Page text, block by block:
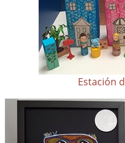
Estación